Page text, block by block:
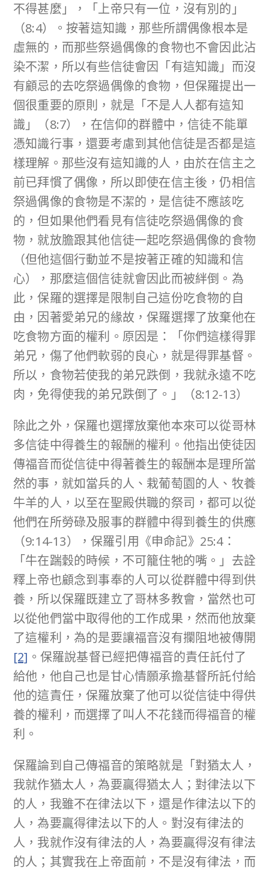
不得甚麼」，「上帝只有一位，沒有別的」
（8:4）。按著這知識，那些所謂偶像根本是
虛無的，而那些祭過偶像的食物也不會因此沾
染不潔，所以有些信徒會因「有這知識」而沒
有顧忌的去吃祭過偶像的食物，但保羅提出一
個很重要的原則，就是「不是人人都有這知
識」（8:7），在信仰的群體中，信徒不能單
憑知識行事，還要考慮到其他信徒是否都是這
樣理解。那些沒有這知識的人，由於在信主之
前已拜慣了偶像，所以即使在信主後，仍相信
祭過偶像的食物是不潔的，是信徒不應該吃
的，但如果他們看見有信徒吃祭過偶像的食
物，就放膽跟其他信徒一起吃祭過偶像的食物
（但他這個行動並不是按著正確的知識和信
心），那麼這個信徒就會因此而被絆倒。為
此，保羅的選擇是限制自己這份吃食物的自
由，因著愛弟兄的緣故，保羅選擇了放棄他在
吃食物方面的權利。原因是：「你們這樣得罪
弟兄，傷了他們軟弱的良心，就是得罪基督。
所以，食物若使我的弟兄跌倒，我就永遠不吃
肉，免得使我的弟兄跌倒了。」（8:12-13）
除此之外，保羅也選擇放棄他本來可以從哥林
多信徒中得養生的報酬的權利。他指出使徒因
傳福音而從信徒中得著養生的報酬本是理所當
然的事，就如當兵的人、栽葡萄園的人、牧養
牛羊的人，以至在聖殿供職的祭司，都可以從
他們在所勞碌及服事的群體中得到養生的供應
（9:14-13），保羅引用《申命記》25:4：
「牛在踹穀的時候，不可籠住牠的嘴。」去詮
釋上帝也顧念到事奉的人可以從群體中得到供
養，所以保羅既建立了哥林多教會，當然也可
以從他們當中取得他的工作成果，然而他放棄
了這權利，為的是要讓福音沒有攔阻地被傳開
[2] 。保羅說基督已經把傳福音的責任託付了
給他，他自己也是甘心情願承擔基督所託付給
他的這責任，保羅放棄了他可以從信徒中得供
養的權利，而選擇了叫人不花錢而得福音的權
利。
保羅論到自己傳福音的策略就是「對猶太人，
我就作猶太人，為要贏得猶太人；對律法以下
的人，我雖不在律法以下，還是作律法以下的
人，為要贏得律法以下的人。對沒有律法的
人，我就作沒有律法的人，為要贏得沒有律法
的人；其實我在上帝面前，不是沒有律法，而